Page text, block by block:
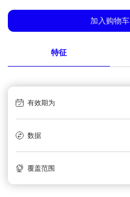
加入购物车
特征
有效期为
数据
覆盖范围